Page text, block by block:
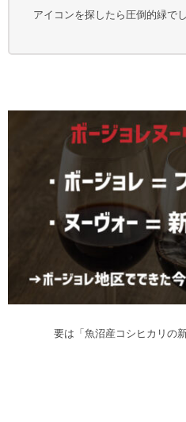
アイコンを探したら圧倒的緑で
要は「魚沼産コシヒカリの